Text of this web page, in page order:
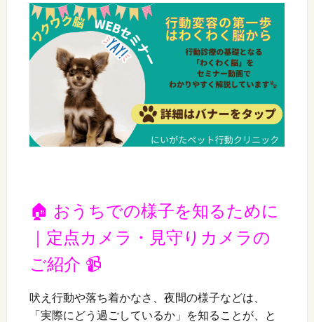
🏠 おうちでの様子を知るために
｜定点カメラ・見守りカメラの
ご紹介 📹
吠え行動や落ち着かなさ、夜間の様子などは、
「実際にどう過ごしているか」を知ることが、と